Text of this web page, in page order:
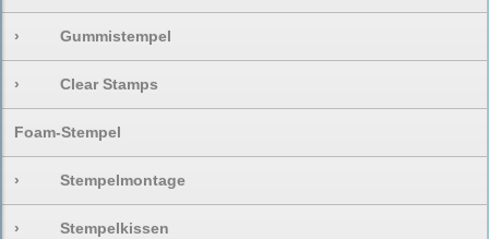
› Gummistempel
› Clear Stamps
Foam-Stempel
› Stempelmontage
› Stempelkissen